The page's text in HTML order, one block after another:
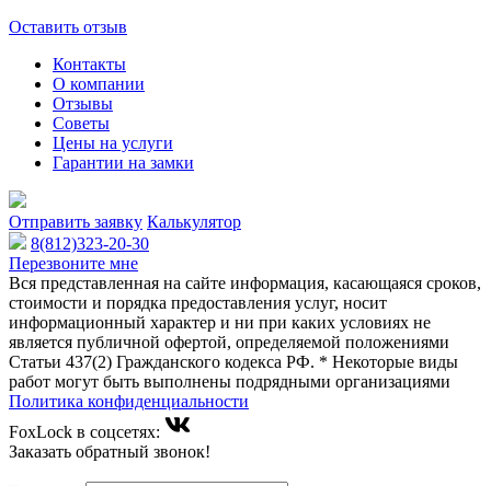
Оставить отзыв
Контакты
О компании
Отзывы
Советы
Цены на услуги
Гарантии на замки
Отправить заявку Калькулятор
8(812)323-20-30
Перезвоните мне
Вся представленная на сайте информация, касающаяся сроков,
стоимости и порядка предоставления услуг, носит
информационный характер и ни при каких условиях не
является публичной офертой, определяемой положениями
Статьи 437(2) Гражданского кодекса РФ. * Некоторые виды
работ могут быть выполнены подрядными организациями
Политика конфиденциальности
FoxLock в соцсетях:
Заказать обратный звонок!